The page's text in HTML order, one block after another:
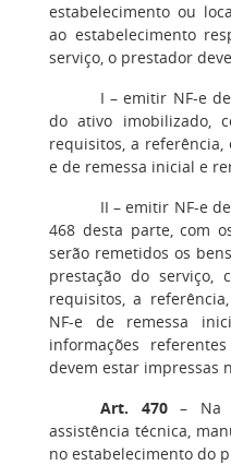
estabelecimento ou
ao estabelecimento
serviço, o prestador
I– emitir NF-e
do ativo imobilizado,
requisitos, a referência,
e de remessa inicial e
II– emitir NF-e
468 desta parte, com
serão remetidos os
prestação do serviço,
requisitos, a
NF-e de remessa
informações
devem estar impressas
Art. 470
– Na
assistência técnica,
no estabelecimento do